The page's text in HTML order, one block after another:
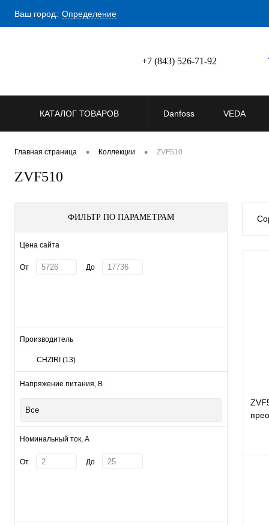
Ваш город: Определение
+7 (843) 526-71-92
КАТАЛОГ ТОВАРОВ Danfoss VEDA
Главная страница • Коллекции • ZVF510
ZVF510
ФИЛЬТР ПО ПАРАМЕТРАМ
Цена сайта
От До
Производитель
CHZIRI (13)
Напряжение питания, В
Все
Номинальный ток, А
От До